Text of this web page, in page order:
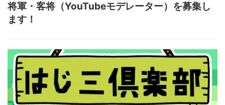
将軍・客将（YouTubeモデレーター）を募集し
ます！